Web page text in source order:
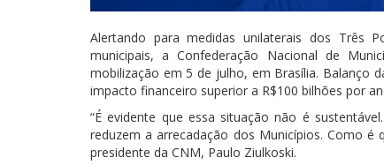
Alertando para medidas unilaterais dos Três
municipais, a Confederação Nacional de
mobilização em 5 de julho, em Brasília. Balanço
impacto financeiro superior a R$100 bilhões por
“É evidente que essa situação não é
reduzem a arrecadação dos Municípios. Como
presidente da CNM, Paulo Ziulkoski.